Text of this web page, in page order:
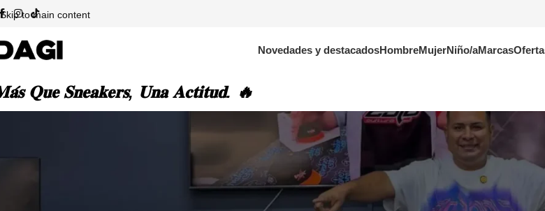
Skip to main content
Novedades y destacadosHombreMujerNiño/aMarcas
𝐐𝐮𝐞 𝐒𝐧𝐞𝐚𝐤𝐞𝐫𝐬, 𝐔𝐧𝐚 𝐀𝐜𝐭𝐢𝐭𝐮𝐝. 🔥